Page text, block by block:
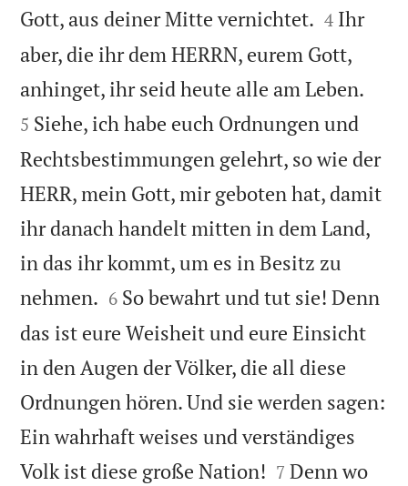
Gott, aus deiner Mitte vernichtet. 

4 Ihr
aber, die ihr dem HERRN, eurem Gott,
anhinget, ihr seid heute alle am Leben.
5 Siehe, ich habe euch Ordnungen und
Rechtsbestimmungen gelehrt, so wie der
HERR, mein Gott, mir geboten hat, damit
ihr danach handelt mitten in dem Land,
in das ihr kommt, um es in Besitz zu
nehmen. 

6 So bewahrt und tut sie! Denn
das ist eure Weisheit und eure Einsicht
in den Augen der Völker, die all diese
Ordnungen hören. Und sie werden sagen:
Ein wahrhaft weises und verständiges
Volk ist diese große Nation! 

7 Denn wo